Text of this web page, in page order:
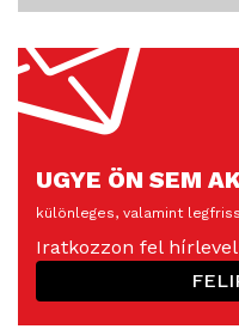
UGYE ÖN SEM
különleges, valamint
Iratkozzon fel